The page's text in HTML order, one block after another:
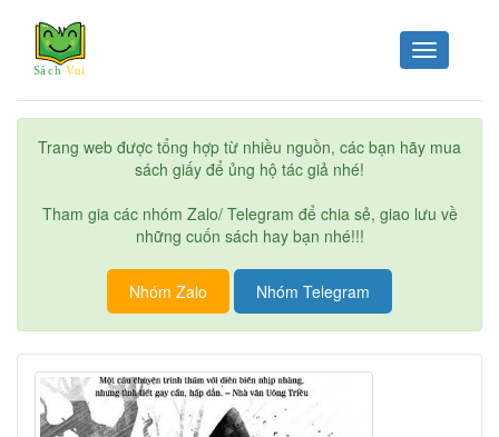
Toggle
navigation
Trang web được tổng hợp từ nhiều nguồn, các bạn hãy mua
sách giấy để ủng hộ tác giả nhé!
Tham gia các nhóm Zalo/ Telegram để chia sẻ, giao lưu về
những cuốn sách hay bạn nhé!!!
Nhóm Zalo Nhóm Telegram